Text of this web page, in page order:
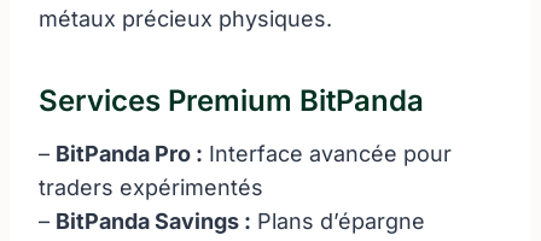
métaux précieux physiques.
Services Premium BitPanda
– BitPanda Pro : Interface avancée pour
traders expérimentés
– BitPanda Savings : Plans d’épargne